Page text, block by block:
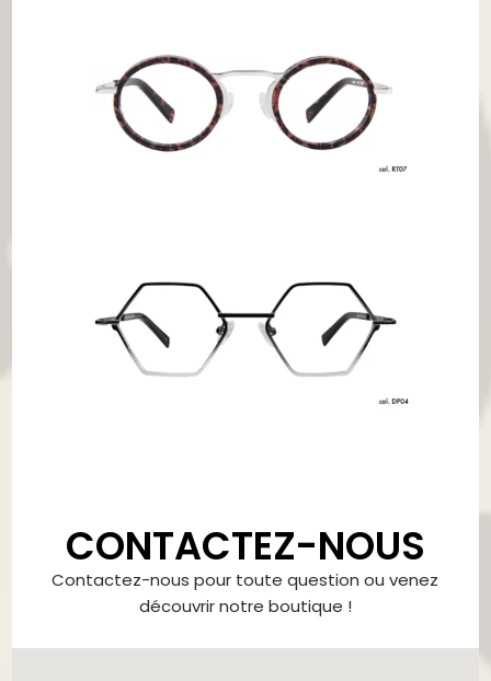
CONTACTEZ-NOUS
Contactez-nous pour toute question ou venez
découvrir notre boutique !